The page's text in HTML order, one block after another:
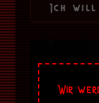
Ich will
Wir